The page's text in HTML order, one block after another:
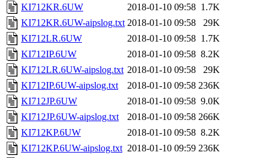
KI712KR.6UW
2018-01-10 09:58 1.7K
KI712KR.6UW-aipslog.txt 2018-01-10 09:58
29K
KI712LR.6UW
2018-01-10 09:58 1.7K
KI712IP.6UW
2018-01-10 09:58 8.2K
KI712LR.6UW-aipslog.txt 2018-01-10 09:58
29K
KI712IP.6UW-aipslog.txt
2018-01-10 09:58 236K
KI712JP.6UW
2018-01-10 09:58 9.0K
KI712JP.6UW-aipslog.txt
2018-01-10 09:58 266K
KI712KP.6UW
2018-01-10 09:58 8.2K
KI712KP.6UW-aipslog.txt 2018-01-10 09:59 236K